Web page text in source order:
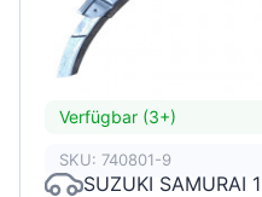
Verfügbar (3+)
SKU: 740801-9
SUZUKI SAMURAI